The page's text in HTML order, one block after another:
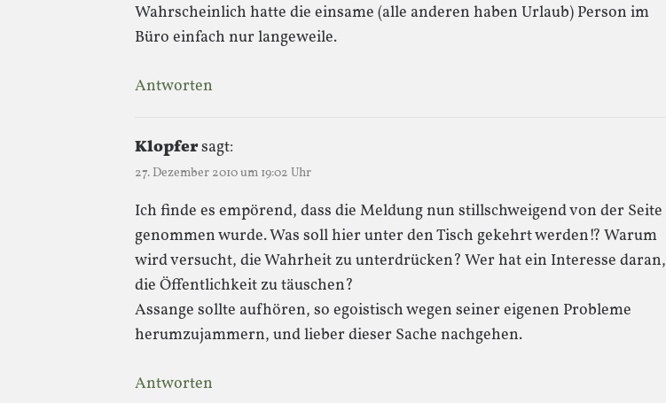
Wahrscheinlich hatte die einsame (alle anderen haben Urlaub) Person im
Büro einfach nur langeweile.
Antworten
Klopfersagt:
27. Dezember 2010 um 19:02 Uhr
Ich finde es empörend, dass die Meldung nun stillschweigend von der Seite
genommen wurde. Was soll hier unter den Tisch gekehrt werden!? Warum
wird versucht, die Wahrheit zu unterdrücken? Wer hat ein Interesse daran,
die Öffentlichkeit zu täuschen?
Assange sollte aufhören, so egoistisch wegen seiner eigenen Probleme
herumzujammern, und lieber dieser Sache nachgehen.
Antworten